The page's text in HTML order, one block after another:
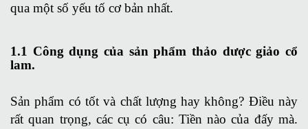
qua một số yếu tố cơ bản nhất.
1.1 Công dụng của sản phẩm thảo dược giảo cổ
lam.
Sản phẩm có tốt và chất lượng hay không? Điều này
rất quan trọng, các cụ có câu: Tiền nào của đấy mà.